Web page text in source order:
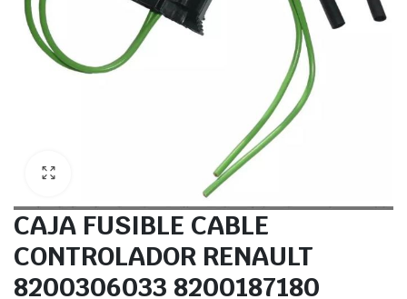
CAJA FUSIBLE CABLE
CONTROLADOR RENAULT
8200306033 8200187180